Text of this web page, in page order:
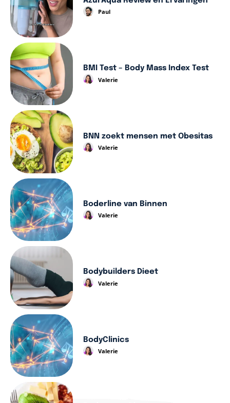
Paul
BMI Test – Body Mass Index Test
Valerie
BNN zoekt mensen met Obesitas
Valerie
Boderline van Binnen
Valerie
Bodybuilders Dieet
Valerie
BodyClinics
Valerie